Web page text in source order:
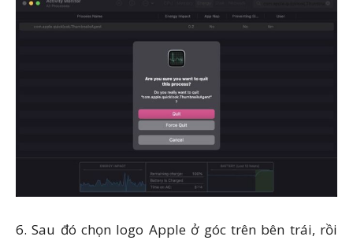
6. Sau đó chọn logo Apple ở góc trên bên trái, rồi